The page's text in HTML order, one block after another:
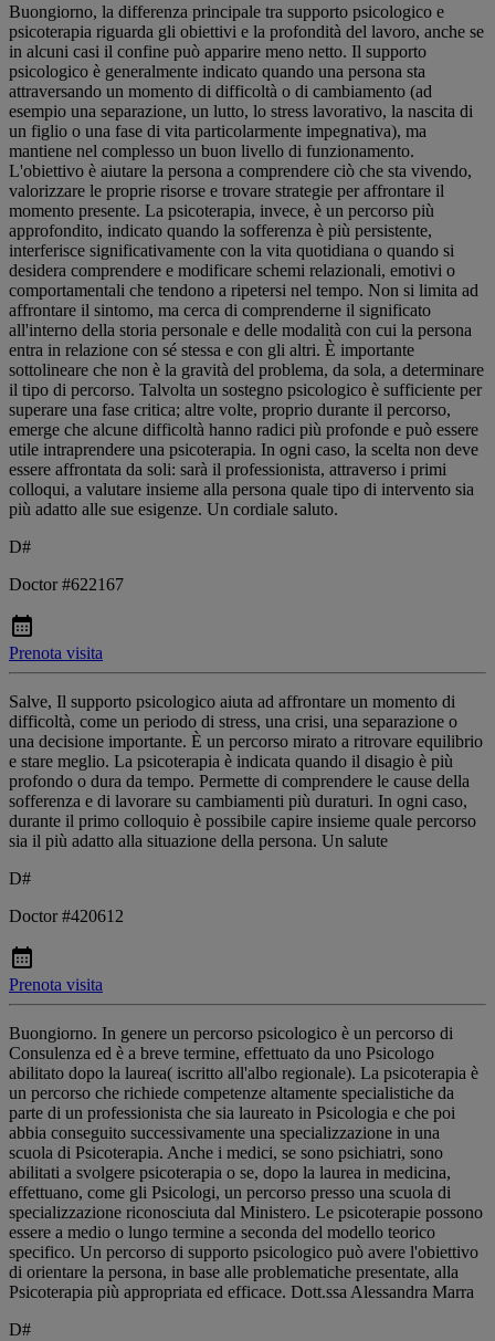
Buongiorno, la differenza principale tra supporto psicologico e
psicoterapia riguarda gli obiettivi e la profondità del lavoro, anche se
in alcuni casi il confine può apparire meno netto. Il supporto
psicologico è generalmente indicato quando una persona sta
attraversando un momento di difficoltà o di cambiamento (ad
esempio una separazione, un lutto, lo stress lavorativo, la nascita di
un figlio o una fase di vita particolarmente impegnativa), ma
mantiene nel complesso un buon livello di funzionamento.
L'obiettivo è aiutare la persona a comprendere ciò che sta vivendo,
valorizzare le proprie risorse e trovare strategie per affrontare il
momento presente. La psicoterapia, invece, è un percorso più
approfondito, indicato quando la sofferenza è più persistente,
interferisce significativamente con la vita quotidiana o quando si
desidera comprendere e modificare schemi relazionali, emotivi o
comportamentali che tendono a ripetersi nel tempo. Non si limita ad
affrontare il sintomo, ma cerca di comprenderne il significato
all'interno della storia personale e delle modalità con cui la persona
entra in relazione con sé stessa e con gli altri. È importante
sottolineare che non è la gravità del problema, da sola, a determinare
il tipo di percorso. Talvolta un sostegno psicologico è sufficiente per
superare una fase critica; altre volte, proprio durante il percorso,
emerge che alcune difficoltà hanno radici più profonde e può essere
utile intraprendere una psicoterapia. In ogni caso, la scelta non deve
essere affrontata da soli: sarà il professionista, attraverso i primi
colloqui, a valutare insieme alla persona quale tipo di intervento sia
più adatto alle sue esigenze. Un cordiale saluto.
D#
Doctor #622167
Prenota visita
Salve, Il supporto psicologico aiuta ad affrontare un momento di
difficoltà, come un periodo di stress, una crisi, una separazione o
una decisione importante. È un percorso mirato a ritrovare equilibrio
e stare meglio. La psicoterapia è indicata quando il disagio è più
profondo o dura da tempo. Permette di comprendere le cause della
sofferenza e di lavorare su cambiamenti più duraturi. In ogni caso,
durante il primo colloquio è possibile capire insieme quale percorso
sia il più adatto alla situazione della persona. Un salute
D#
Doctor #420612
Prenota visita
Buongiorno. In genere un percorso psicologico è un percorso di
Consulenza ed è a breve termine, effettuato da uno Psicologo
abilitato dopo la laurea( iscritto all'albo regionale). La psicoterapia è
un percorso che richiede competenze altamente specialistiche da
parte di un professionista che sia laureato in Psicologia e che poi
abbia conseguito successivamente una specializzazione in una
scuola di Psicoterapia. Anche i medici, se sono psichiatri, sono
abilitati a svolgere psicoterapia o se, dopo la laurea in medicina,
effettuano, come gli Psicologi, un percorso presso una scuola di
specializzazione riconosciuta dal Ministero. Le psicoterapie possono
essere a medio o lungo termine a seconda del modello teorico
specifico. Un percorso di supporto psicologico può avere l'obiettivo
di orientare la persona, in base alle problematiche presentate, alla
Psicoterapia più appropriata ed efficace. Dott.ssa Alessandra Marra
D#